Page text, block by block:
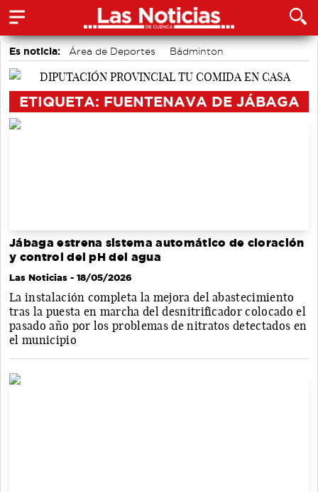
Es noticia: Área de Deportes
Bádminton
Auditorio de Cuenca
ETIQUETA: FUENTENAVA DE JÁBAGA
Jábaga estrena sistema automático de cloración
y control del pH del agua
Las Noticias - 18/05/2026
La instalación completa la mejora del abastecimiento
tras la puesta en marcha del desnitrificador colocado el
pasado año por los problemas de nitratos detectados en
el municipio